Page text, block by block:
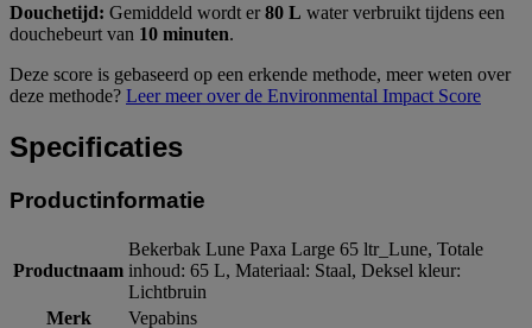
Douchetijd: Gemiddeld wordt er80 L water verbruikt tijdens een
douchebeurt van 10 minuten.
Deze score is gebaseerd op een erkende methode, meer weten over
deze methode? Leer meer over de Environmental Impact Score
Specificaties
Productinformatie
Productnaam
Bekerbak Lune Paxa Large 65 ltr_Lune, Totale
inhoud: 65 L, Materiaal: Staal, Deksel kleur:
Lichtbruin
Merk
Vepabins